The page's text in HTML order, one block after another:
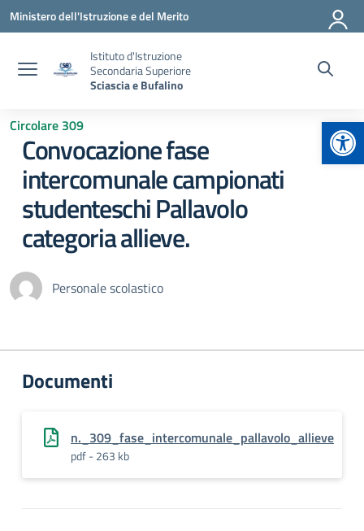
Vai ai contenuti
Vai al menu di navigazione
Vai al footer
Ministero dell'Istruzione e del Merito
Istituto d'Istruzione
Secondaria Superiore
Sciascia e Bufalino
Circolare 309
Convocazione fase
intercomunale campionati
studenteschi Pallavolo
categoria allieve.
Personale scolastico
Documenti
n._309_fase_intercomunale_pallavolo_allieve
pdf - 263 kb